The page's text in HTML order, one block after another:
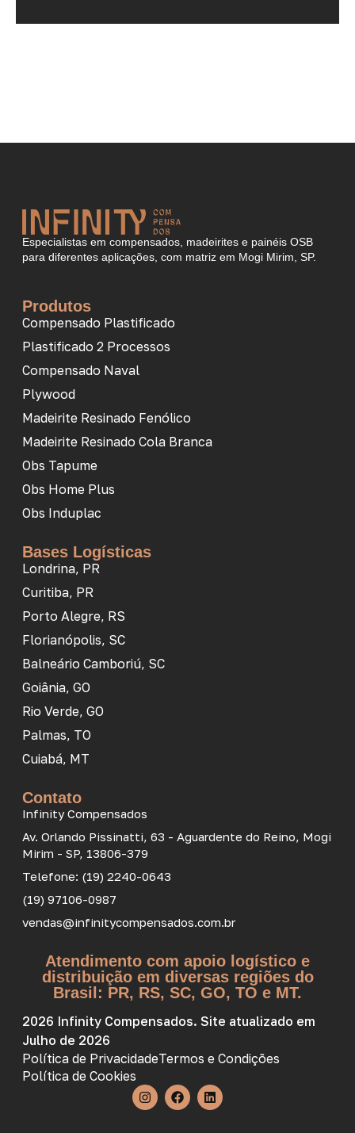
Especialistas em compensados, madeirites e painéis OSB
para diferentes aplicações, com matriz em Mogi Mirim, SP.
Produtos
Compensado Plastificado
Plastificado 2 Processos
Compensado Naval
Plywood
Madeirite Resinado Fenólico
Madeirite Resinado Cola Branca
Obs Tapume
Obs Home Plus
Obs Induplac
Bases Logísticas
Londrina, PR
Curitiba, PR
Porto Alegre, RS
Florianópolis, SC
Balneário Camboriú, SC
Goiânia, GO
Rio Verde, GO
Palmas, TO
Cuiabá, MT
Contato
Infinity Compensados
Av. Orlando Pissinatti, 63 - Aguardente do Reino, Mogi
Mirim - SP, 13806-379
Telefone: (19) 2240-0643
(19) 97106-0987
vendas@infinitycompensados.com.br
Atendimento com apoio logístico e
distribuição em diversas regiões do
Brasil: PR, RS, SC, GO, TO e MT.
2026 Infinity Compensados. Site atualizado em
Julho de 2026
Política de PrivacidadeTermos e Condições
Política de Cookies